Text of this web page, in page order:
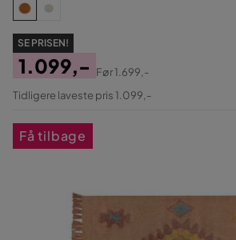
SE PRISEN!
Pris
1.099,-
Original
Før1.699,-
Tidligere laveste pris 1.099,-
Få tilbage